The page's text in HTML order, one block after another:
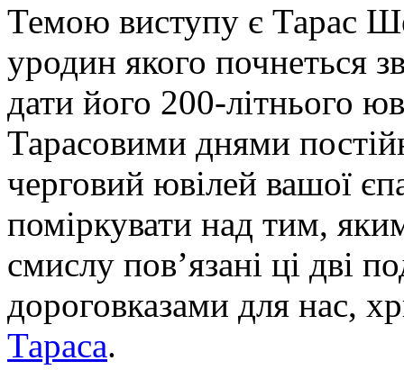
Темою виступу є Тарас
уродин якого почнеться
дати його 200-літнього
Тарасовими днями
черговий ювілей вашої
поміркувати над тим,
смислу пов’язані ці дві
дороговказами для нас,
Тараса.